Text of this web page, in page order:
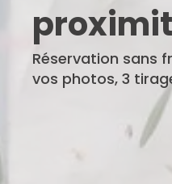
Réservation sans
vos photos, 3